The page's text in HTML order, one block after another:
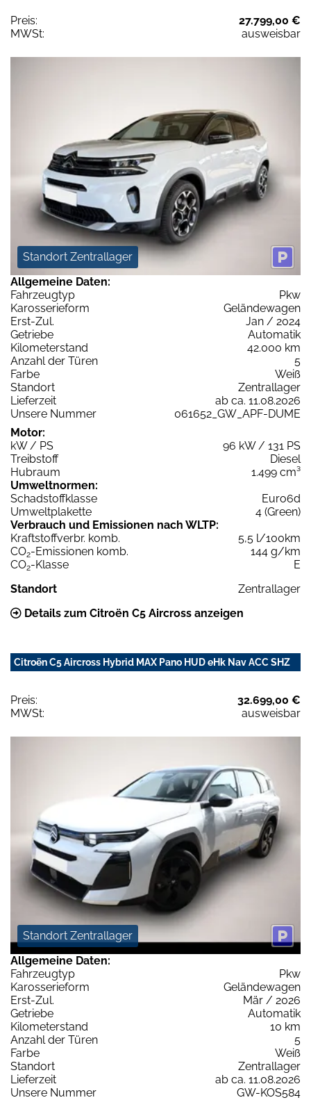
Preis:
27.799,00 €
MWSt:
ausweisbar
Standort Zentrallager
Allgemeine Daten:
Fahrzeugtyp
Pkw
Karosserieform
Geländewagen
Erst-Zul.
Jan / 2024
Getriebe
Automatik
Kilometerstand
42.000 km
Anzahl der Türen
5
Farbe
Weiß
Standort
Zentrallager
Lieferzeit
ab ca. 11.08.2026
Unsere Nummer
061652_GW_APF-DUME
Motor:
kW / PS
96 kW / 131 PS
Treibstoff
Diesel
Hubraum
1.499 cm³
Umweltnormen:
Schadstoffklasse
Euro6d
Umweltplakette
4 (Green)
Verbrauch und Emissionen nach WLTP:
Kraftstoffverbr. komb.
5,5 l/100km
CO2-Emissionen komb.
144 g/km
CO2-Klasse
E
Standort
Zentrallager
Details zum Citroën C5 Aircross anzeigen
Citroën C5 Aircross Hybrid MAX Pano HUD eHk Nav ACC SHZ
Preis:
32.699,00 €
MWSt:
ausweisbar
Standort Zentrallager
Allgemeine Daten:
Fahrzeugtyp
Pkw
Karosserieform
Geländewagen
Erst-Zul.
Mär / 2026
Getriebe
Automatik
Kilometerstand
10 km
Anzahl der Türen
5
Farbe
Weiß
Standort
Zentrallager
Lieferzeit
ab ca. 11.08.2026
Unsere Nummer
GW-KOS584